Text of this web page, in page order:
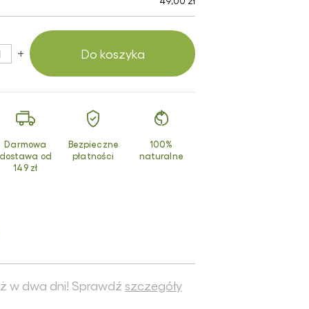
ślimaka
z
+ Do koszyka
Darmowa
dostawa od
149 zł
Bezpieczne
płatności
100%
naturalne
w dwa dni! Sprawdź szczegóły